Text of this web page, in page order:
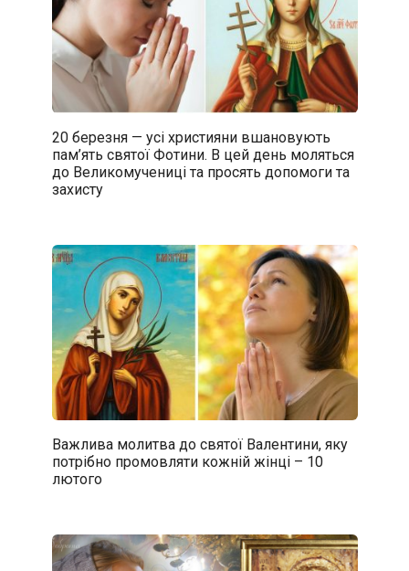
20 березня — усі християни вшановують
пам’ять святої Фотини. В цей день моляться
до Великомучениці та просять допомоги та
захисту
Важлива молитва до святої Валентини, яку
потрібно промовляти кожній жінці – 10
лютого